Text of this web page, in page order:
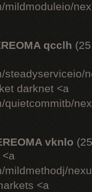
mildmoduleio/
qcclh
steadyserviceio/
darknet <a
quietcommitb/
vknlo
<a
mildmethodj/
<a